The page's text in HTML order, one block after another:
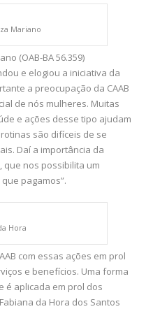
Mariano
(OAB-BA 56.359)
e elogiou a iniciativa da
a preocupação da CAAB
de nós mulheres. Muitas
e ações desse tipo ajudam
são difíceis de se
Daí a importância da
que nos possibilita um
pagamos”.
Hora
com essas ações em prol
e benefícios. Uma forma
é aplicada em prol dos
da Hora dos Santos